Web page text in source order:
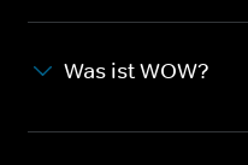
Was ist WOW?